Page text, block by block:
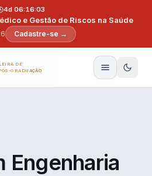
e Gestão de Riscos na Saúde
4d 06:16:01
Cadastre-se →
DE
GRADUAÇÃO
Engenharia